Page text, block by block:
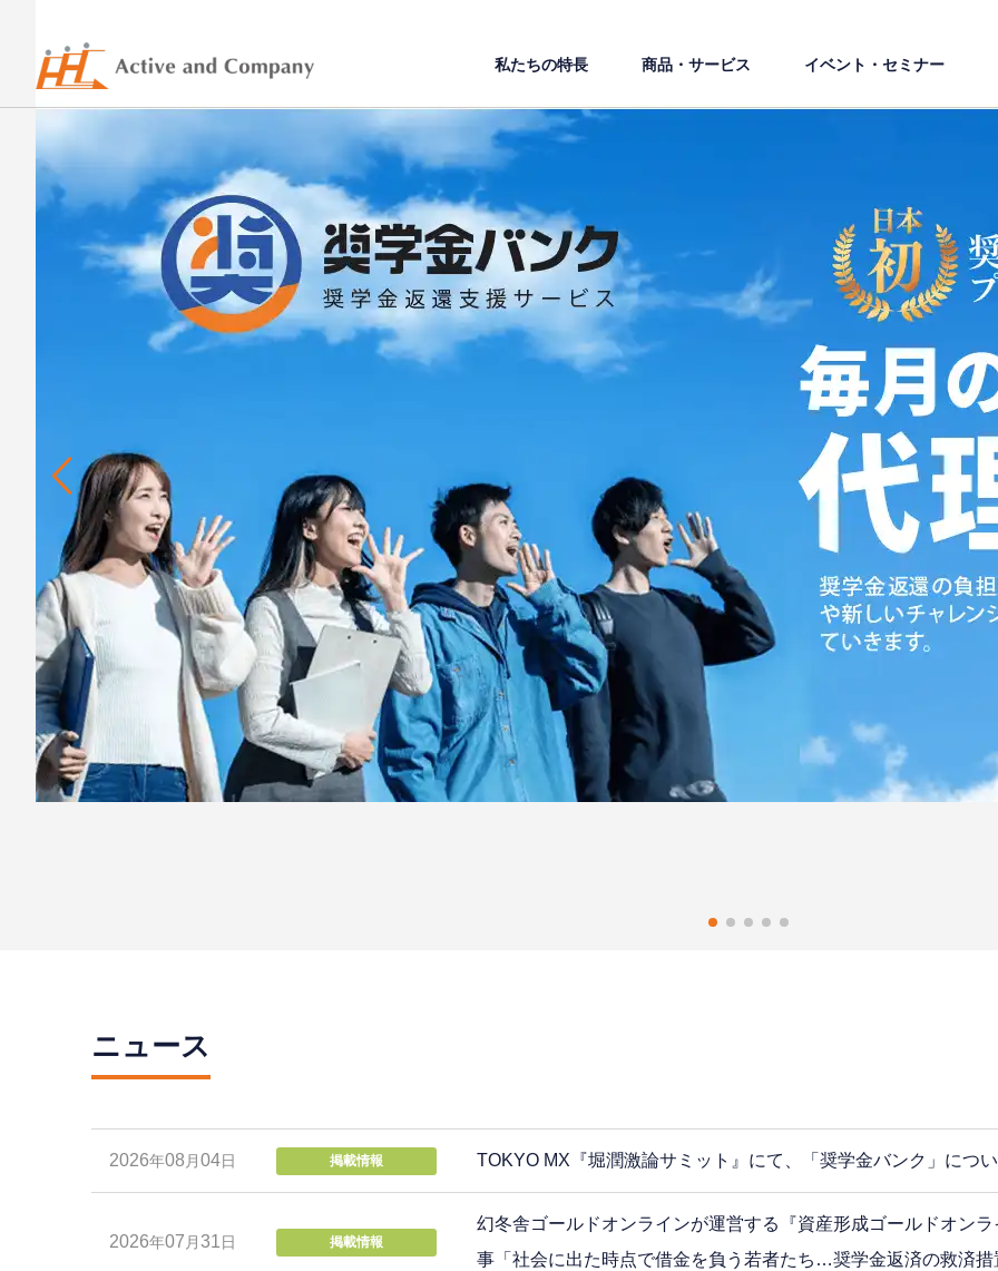
私たちの特⻑ 商品・サービス イベント・セミナー
ニュース
2026年08月04日 掲載情報 TOKYO MX『堀潤激論サミット』にて、「奨学金バンク」につ
2026年07月31日 掲載情報
幻冬舎ゴールドオンラインが運営する『資産形成ゴールドオン
事「社会に出た時点で借金を負う若者たち…奨学金返済の救済